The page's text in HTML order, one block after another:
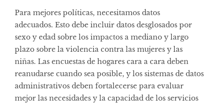
Para mejores políticas, necesitamos datos
adecuados. Esto debe incluir datos desglosados ​​por
sexo y edad sobre los impactos a mediano y largo
plazo sobre la violencia contra las mujeres y las
niñas. Las encuestas de hogares cara a cara deben
reanudarse cuando sea posible, y los sistemas de datos
administrativos deben fortalecerse para evaluar
mejor las necesidades y la capacidad de los servicios